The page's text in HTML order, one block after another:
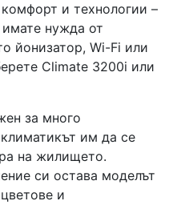
и технологии –
нужда от
йонизатор, Wi-Fi или
Climate 3200i или
за много
им да се
на жилището.
си остава моделът
и